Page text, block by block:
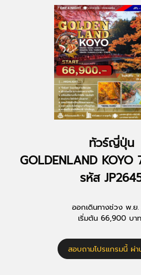
ทัวร์ญี่ปุ่น
GOLDENLAND
รหัส
ออกเดินทางช่วง พ.ย
เริ่มต้น 66,900 บาท
สอบถามโปรแกรมนี้ ผ่า